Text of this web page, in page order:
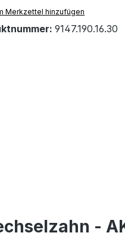
Merkzettel hinzufügen
9147.190.16.30
-